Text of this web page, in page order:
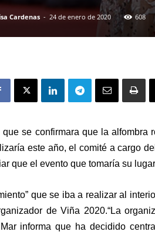
Cardenas - 24 de enero de 2020 608
que se confirmara que la
este año, el comité a cargo
que el evento que tomaría su
que se iba a realizar al
de Viña 2020.“La
informa que ha decidido